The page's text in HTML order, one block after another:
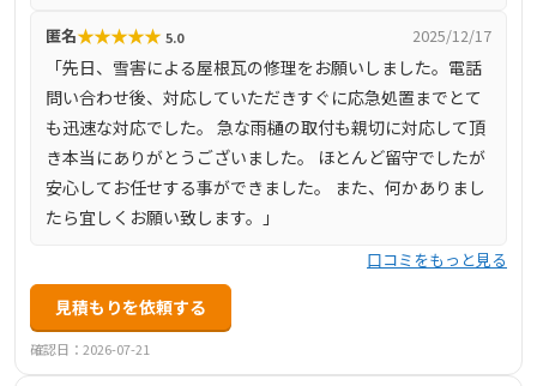
匿名★★★★★ 5.0 2025/12/17
「先日、雪害による屋根瓦の修理をお願いしました。電話
問い合わせ後、対応していただきすぐに応急処置までとて
も迅速な対応でした。 急な雨樋の取付も親切に対応して頂
き本当にありがとうございました。 ほとんど留守でしたが
安心してお任せする事ができました。 また、何かありまし
たら宜しくお願い致します。」
口コミをもっと見る
見積もりを依頼する
確認日：2026-07-21